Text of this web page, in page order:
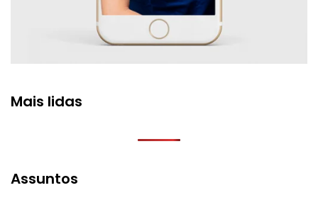
Mais lidas
Assuntos